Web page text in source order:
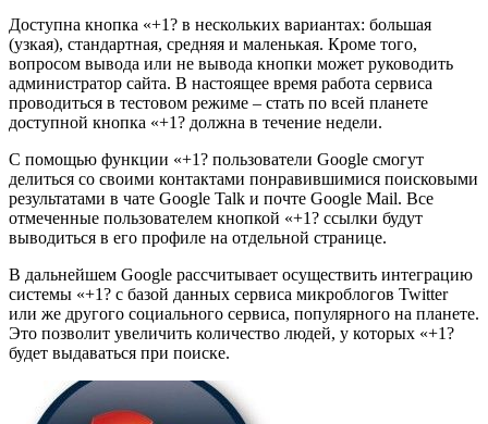
Доступна кнопка «+1? в нескольких вариантах: большая
(узкая), стандартная, средняя и маленькая. Кроме того,
вопросом вывода или не вывода кнопки может руководить
администратор сайта. В настоящее время работа сервиса
проводиться в тестовом режиме – стать по всей планете
доступной кнопка «+1? должна в течение недели.
С помощью функции «+1? пользователи Google смогут
делиться со своими контактами понравившимися поисковыми
результатами в чате Google Talk и почте Google Mail. Все
отмеченные пользователем кнопкой «+1? ссылки будут
выводиться в его профиле на отдельной странице.
В дальнейшем Google рассчитывает осуществить интеграцию
системы «+1? с базой данных сервиса микроблогов Twitter
или же другого социального сервиса, популярного на планете.
Это позволит увеличить количество людей, у которых «+1?
будет выдаваться при поиске.